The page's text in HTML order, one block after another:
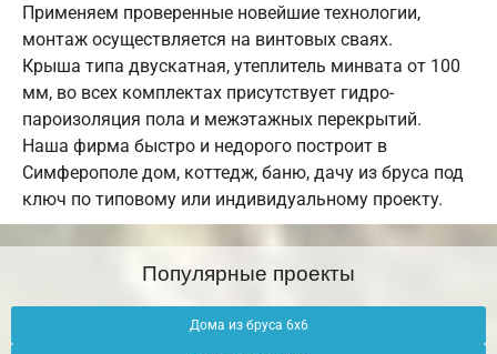
Применяем проверенные новейшие технологии,
монтаж осуществляется на винтовых сваях.
Крыша типа двускатная, утеплитель минвата от 100
мм, во всех комплектах присутствует гидро-
пароизоляция пола и межэтажных перекрытий.
Наша фирма быстро и недорого построит в
Симферополе дом, коттедж, баню, дачу из бруса под
ключ по типовому или индивидуальному проекту.
Популярные проекты
Дома из бруса 6х6